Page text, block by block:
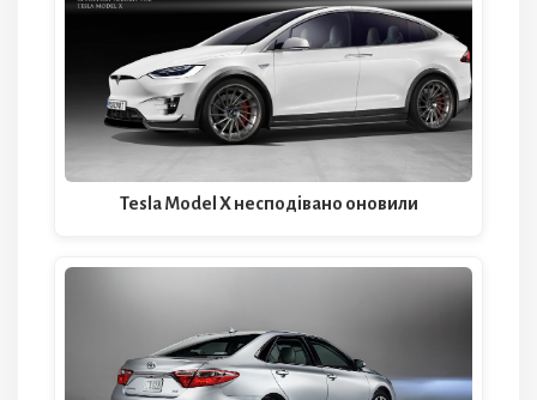
Tesla Model X несподівано оновили